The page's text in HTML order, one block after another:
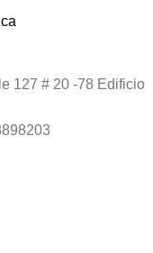
127 # 20 -78 Edificio